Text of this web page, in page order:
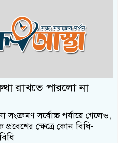
কথা রাখতে পারলো না
সর্বোচ্চ পর্যায়ে গেলেও,
প্রবেশের ক্ষেত্রে কোন বিধি-